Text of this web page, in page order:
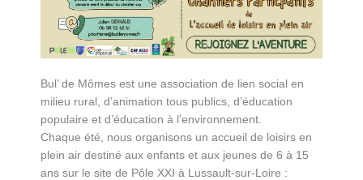
Bul’ de Mômes est une association de lien social en
milieu rural, d’animation tous publics, d’éducation
populaire et d’éducation à l’environnement.
Chaque été, nous organisons un accueil de loisirs en
plein air destiné aux enfants et aux jeunes de 6 à 15
ans sur le site de Pôle XXI à Lussault-sur-Loire :